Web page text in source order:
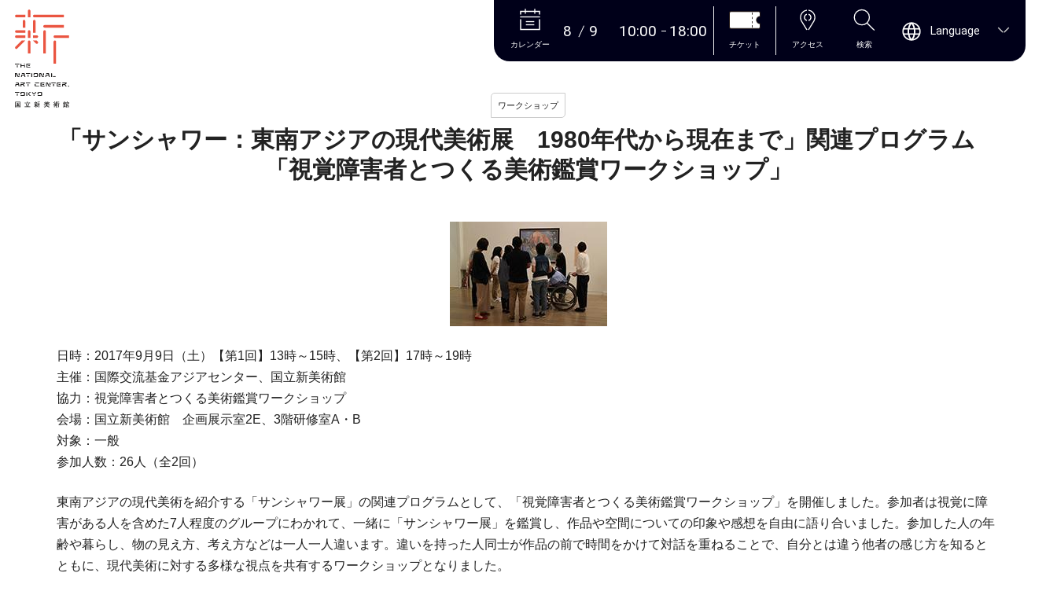
本文へ
カレンダー
8 9 10:00 18:00
チケット アクセス 検索
Language
ワークショップ
「サンシャワー：東南アジアの現代美術展 1980年代から現在まで」関連プログラム
「視覚障害者とつくる美術鑑賞ワークショップ」
日時：2017年9月9日（土）【第1回】13時～15時、【第2回】17時～19時
主催：国際交流基金アジアセンター、国立新美術館
協力：視覚障害者とつくる美術鑑賞ワークショップ
会場：国立新美術館 企画展示室2E、3階研修室A・B
対象：一般
参加人数：26人（全2回）
東南アジアの現代美術を紹介する「サンシャワー展」の関連プログラムとして、「視覚障害者とつくる美術鑑賞ワークショップ」を開催しました。参加者は視覚に障
害がある人を含めた7人程度のグループにわかれて、一緒に「サンシャワー展」を鑑賞し、作品や空間についての印象や感想を自由に語り合いました。参加した人の年
齢や暮らし、物の見え方、考え方などは一人一人違います。違いを持った人同士が作品の前で時間をかけて対話を重ねることで、自分とは違う他者の感じ方を知ると
ともに、現代美術に対する多様な視点を共有するワークショップとなりました。